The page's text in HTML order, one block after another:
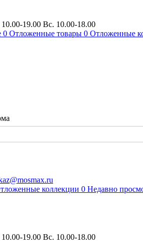
19.00 Вс. 10.00-18.00
0 Отложенные товары 0 Отложенные
коллекции 0 Недавно
19.00 Вс. 10.00-18.00